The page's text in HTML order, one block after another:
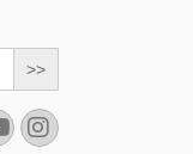
Instagram